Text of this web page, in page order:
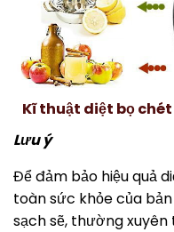
Kĩ thuật diệt bọ
Lưu ý
Để đảm bảo hiệu quả
toàn sức khỏe của
sạch sẽ, thường